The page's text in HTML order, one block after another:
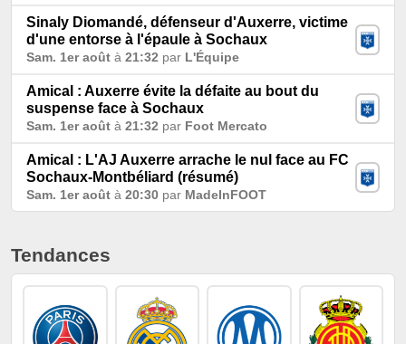
Sinaly Diomandé, défenseur d'Auxerre, victime
d'une entorse à l'épaule à Sochaux
Sam. 1er août à 21:32 par L'Équipe
Amical : Auxerre évite la défaite au bout du
suspense face à Sochaux
Sam. 1er août à 21:32 par Foot Mercato
Amical : L'AJ Auxerre arrache le nul face au FC
Sochaux-Montbéliard (résumé)
Sam. 1er août à 20:30 par MadeInFOOT
Tendances